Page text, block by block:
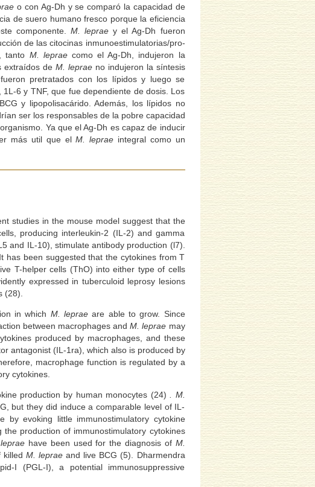
o con Ag-Dh y se comparó la capacidad de
de suero humano fresco porque la eficiencia
componente. M. leprae y el Ag-Dh fueron
de las citocinas inmunoestimulatorias/pro-
tanto M. lepraecomo el Ag-Dh, indujeron la
extraídos deM. lepraeno indujeron la síntesis
pretratados con los lípidos y luego se
6 y TNF, que fue dependiente de dosis. Los
y lipopolisacárido. Además, los lípidos no
ser los responsables de la pobre capacidad
Ya que el Ag-Dh es capaz de inducir
más util que elM. leprae integral como un
studies in the mouse model suggest that the
producing interleukin-2 (IL-2) and gamma
and IL-10), stimulate antibody production (l7).
has been suggested that the cytokines from T
T-helper cells (ThO) into either type of cells
expressed in tuberculoid leprosy lesions
(28).
in which M. lepraeare able to grow. Since
between macrophages andM. leprae may
produced by macrophages, and these
antagonist (IL-1ra), which also is produced by
macrophage function is regulated by a
cytokines.
production by human monocytes (24)
. M.
but they did induce a comparable level of IL-
evoking little immunostimulatory cytokine
the production of immunostimulatory cytokines
have been used for the diagnosis of M.
killedM. leprae and live BCG (5). Dharmendra
I (PGL-I), a potential immunosuppressive